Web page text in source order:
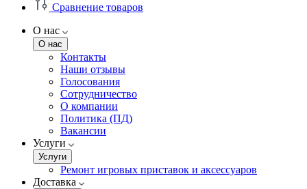
Сравнение товаров
О нас
О нас
Контакты
Наши отзывы
Голосования
Сотрудничество
О компании
Политика (ПД)
Вакансии
Услуги
Услуги
Ремонт игровых приставок и аксессуаров
Доставка